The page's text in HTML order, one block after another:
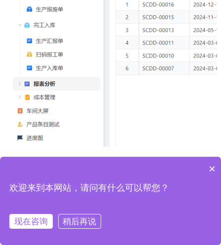
生产管理（一站式）
×
欢迎来到本网站，请问有什么可以帮您？
现在咨询 稍后再说